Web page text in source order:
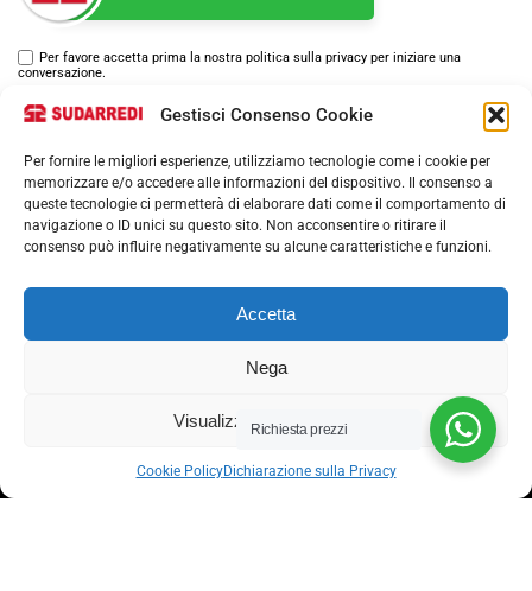
Gestisci Consenso Cookie
Per fornire le migliori esperienze, utilizziamo tecnologie come i cookie per
memorizzare e/o accedere alle informazioni del dispositivo. Il consenso a
queste tecnologie ci permetterà di elaborare dati come il comportamento di
navigazione o ID unici su questo sito. Non acconsentire o ritirare il
consenso può influire negativamente su alcune caratteristiche e funzioni.
Accetta
Nega
Visualizza le preferenze
Cookie PolicyDichiarazione sulla Privacy
Per favore accetta prima la nostra politica sulla privacy per iniziare una
conversazione.
Email: info@sudarredi.com
Richiesta prezzi